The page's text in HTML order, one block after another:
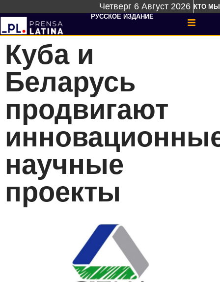
Четверг 6 Август 2026 КТО МЫ
РУССКОЕ ИЗДАНИЕ
Куба и
Беларусь
продвигают
научные
проекты